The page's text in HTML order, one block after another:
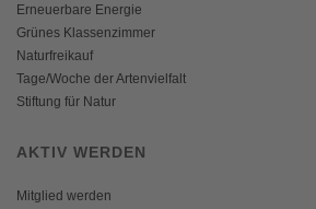
Erneuerbare Energie
Grünes Klassenzimmer
Naturfreikauf
Tage/Woche der Artenvielfalt
Stiftung für Natur
AKTIV WERDEN
Mitglied werden